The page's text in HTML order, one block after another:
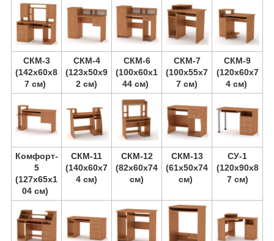
СКМ-3
(142х60х8
7 см)
СКМ-4
(123х50х9
2 см)
СКМ-6
(100х60х1
44 см)
СКМ-7
(100х55х7
7 см)
СКМ-9
(120х60х7
4 см)
Комфорт-
5
(127х65х1
04 см)
СКМ-11
(140х60х7
4 см)
СКМ-12
(82х60х74
см)
СКМ-13
(61х50х74
см)
СУ-1
(120х90х8
7 см)